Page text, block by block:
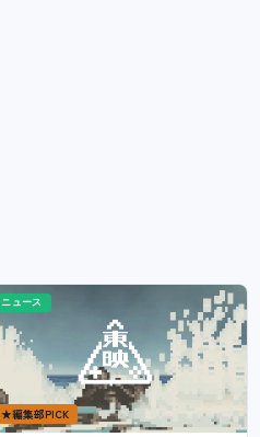
ニュース
★編集部PICK